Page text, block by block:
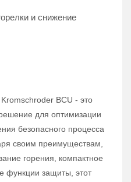
и снижение
BCU - это
для оптимизации
безопасного процесса
своим преимуществам,
горения, компактное
функции защиты, этот